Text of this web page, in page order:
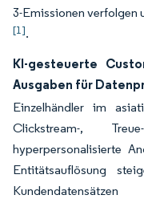
3-Emissionen verfolgen
[1].
KI-gesteuerte
Ausgaben für
Einzelhändler im
Clickstream-,
hyperpersonalisierte
Entitätsauflösung